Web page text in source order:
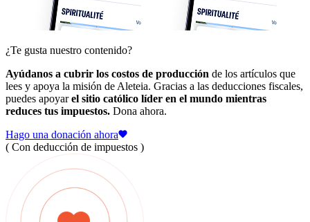
¿Te gusta nuestro contenido?
Ayúdanos a cubrir los costos de producción de los artículos que
lees y apoya la misión de Aleteia. Gracias a las deducciones fiscales,
puedes apoyarel sitio católico líder en el mundo mientras
reduces tus impuestos. Dona ahora.
Hago una donación ahora
( Con deducción de impuestos )